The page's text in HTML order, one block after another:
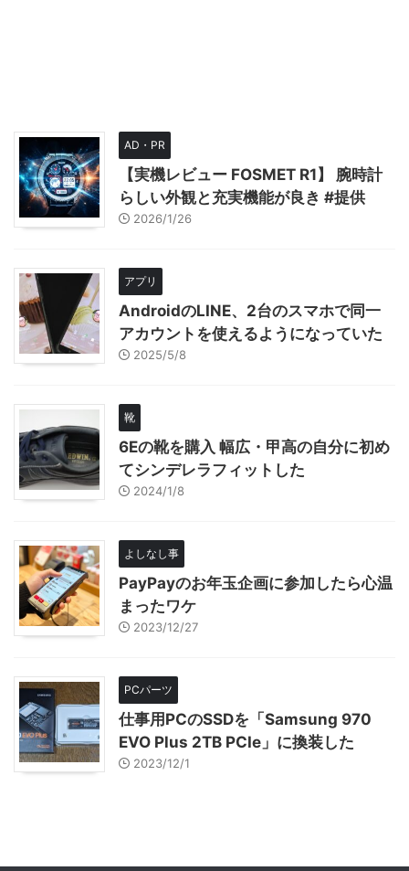
AD・PR
【実機レビュー FOSMET R1】 腕時計
らしい外観と充実機能が良き #提供
2026/1/26
アプリ
AndroidのLINE、2台のスマホで同一
アカウントを使えるようになっていた
2025/5/8
靴
6Eの靴を購入 幅広・甲高の自分に初め
てシンデレラフィットした
2024/1/8
よしなし事
PayPayのお年玉企画に参加したら心温
まったワケ
2023/12/27
PCパーツ
仕事用PCのSSDを「Samsung 970
EVO Plus 2TB PCIe」に換装した
2023/12/1